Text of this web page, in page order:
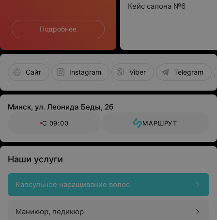
Подробнее
Кейс салона №6
Сайт Instagram Viber Telegram
Минск, ул. Леонида Беды, 2б
С 09:00 МАРШРУТ
Наши услуги
Капсульное наращивание волос
Маникюр, педикюр